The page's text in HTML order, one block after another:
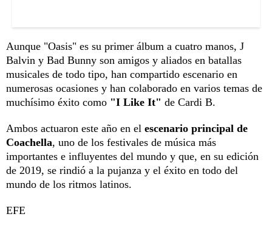
Aunque "Oasis" es su primer álbum a cuatro manos, J
Balvin y Bad Bunny son amigos y aliados en batallas
musicales de todo tipo, han compartido escenario en
numerosas ocasiones y han colaborado en varios temas de
muchísimo éxito como "I Like It" de Cardi B.
Ambos actuaron este año en el escenario principal de
Coachella, uno de los festivales de música más
importantes e influyentes del mundo y que, en su edición
de 2019, se rindió a la pujanza y el éxito en todo del
mundo de los ritmos latinos.
EFE